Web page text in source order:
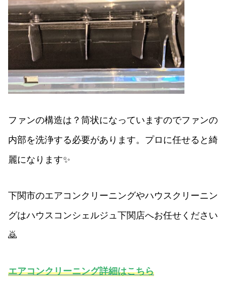
ファンの構造は？筒状になっていますのでファンの
内部を洗浄する必要があります。プロに任せると綺
麗になります✨
下関市のエアコンクリーニングやハウスクリーニン
グはハウスコンシェルジュ下関店へお任せください
🙇
エアコンクリーニング詳細はこちら